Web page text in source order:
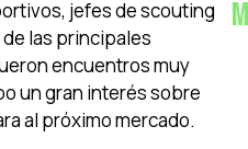
jefes de scouting
las principales
encuentros muy
un gran interés sobre
al próximo mercado.